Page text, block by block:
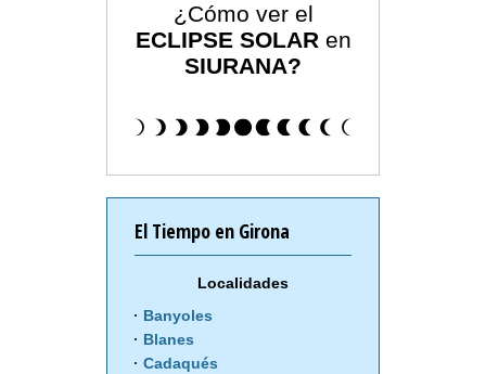
¿Cómo ver el
ECLIPSE SOLAR en
SIURANA?
El Tiempo en Girona
Localidades
Banyoles
Blanes
Cadaqués